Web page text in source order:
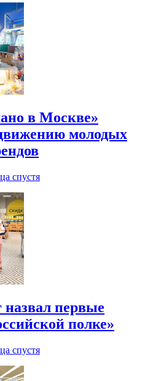
в Москве»
молодых
спустя
первые
полке»
спустя